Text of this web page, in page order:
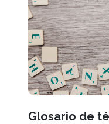
Glosario de